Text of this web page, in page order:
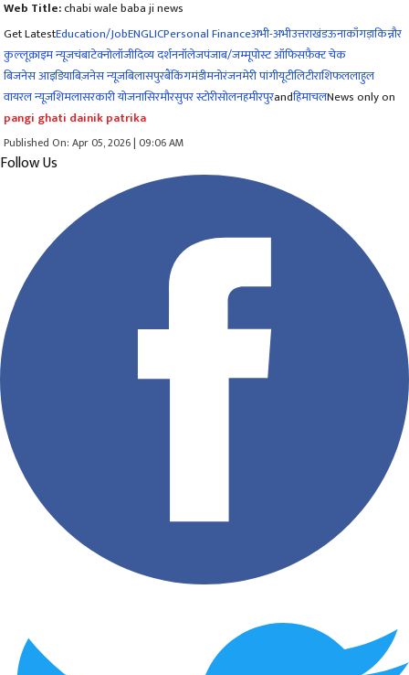
Web Title:chabi wale baba ji news
Get LatestEducation/JobENGLICPersonal Financeअभी-अभीउत्तराखंडऊनाकाँगड़ाकिन्नौर
कुल्लूक्राइम न्यूजचंबाटेक्नोलॉजीदिव्य दर्शननॉलेजपंजाब/जम्मूपोस्ट ऑफिसफ़ैक्ट चेक
बिजनेस आइडियाबिज़नेस न्यूज़बिलासपुरबैंकिंगमंडीमनोरंजनमेरी पांगीयूटीलिटीराशिफललाहुल
वायरल न्यूज़शिमलासरकारी योजनासिरमौरसुपर स्टोरीसोलनहमीरपुरandहिमाचलNews only on
pangi ghati dainik patrika
Published On: Apr 05, 2026 | 09:06 AM
Follow Us